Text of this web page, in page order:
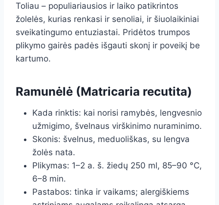
Toliau – populiariausios ir laiko patikrintos
žolelės, kurias renkasi ir senoliai, ir šiuolaikiniai
sveikatingumo entuziastai. Pridėtos trumpos
plikymo gairės padės išgauti skonį ir poveikį be
kartumo.
Ramunėlė (Matricaria recutita)
Kada rinktis: kai norisi ramybės, lengvesnio
užmigimo, švelnaus virškinimo nuraminimo.
Skonis: švelnus, meduoliškas, su lengva
žolės nata.
Plikymas: 1–2 a. š. žiedų 250 ml, 85–90 °C,
6–8 min.
Pastabos: tinka ir vaikams; alergiškiems